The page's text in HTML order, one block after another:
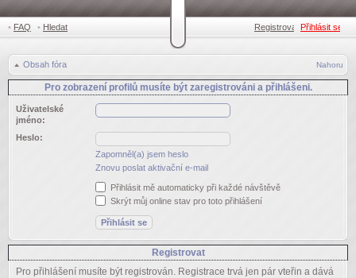
• FAQ • Hledat Registrovat •
Přihlásit se
Obsah fóra Nahoru
Pro zobrazení profilů musíte být zaregistrováni a přihlášeni.
Uživatelské
jméno:
Heslo:
Zapomněl(a) jsem heslo
Znovu poslat aktivační e-mail
Přihlásit mě automaticky při každé návštěvě
Skrýt můj online stav pro toto přihlášení
Registrovat
Pro přihlášení musíte být registrován. Registrace trvá jen pár vteřin a dává